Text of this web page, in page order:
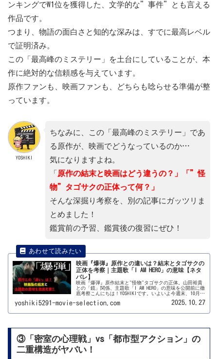
ンキングでW1位を獲得した、文学的な”事件”とも言える
作品です。
つまり、物語の面白さと知的な深みは、すでに最高レベル
で証明済み。
この「最高峰のミステリー」を土台にしていることが、本
作に絶対的な信頼感を与えています。
原作ファンも、映画ファンも、どちらも唸らせる準備が整
っています。
YOSHIKI
ちなみに、この「最高峰のミステリー」であ
る原作が、映画でどうなっているのか…
気になりますよね。
「 原作の結末と映画はどう違うの？」「”怪
物”タゴサクの正体って何？」
そんな深掘り考察を、別の記事にガッツリま
とめました！
鑑賞前の予習、鑑賞後の復習にぜひ！
映画『爆弾』原作との違いは？結末とタゴサクの
正体を考察｜主題歌「I AM HERO」の意味【ネタ
バレ】
映画『爆弾』原作結末と"怪物"タゴサクの正体。山田裕貴
との「鏡」関係、主題歌「I AM HERO」の意味を公開前に徹
底考察こんにちは！YOSHIKIです。いよいよ今週末、10月31
日に公開される映画『爆弾』。メインの記事↓↓では、キ
ャストやあらすじ、予告編の凄さについてお伝えしまし
ペンス」という言葉だけでは片付けられない、とんでもな
和の怪物」と呼ばれるのか？その真の正体とは。●なぜ山
田裕貴さんは、この類家（るいけ）役を「自分への当て書
きだ」と感じたのか？●原作小説の「救いのない結末」
は、映画でどう変わるのか？●宮本浩次さんの主題歌「I
yoshiki5291-movie-selection.com 2025.10.27
③「密室の心理戦」vs「都市型アクション」の
二重構造がヤバい！